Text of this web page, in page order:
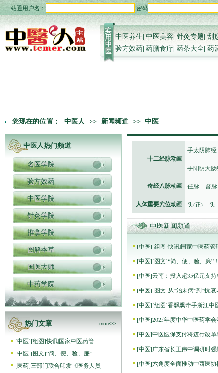
一站通用户名： 密码
中医养生|中医美容|针灸专题|刮
验方效药| 药膳食疗| 药茶大全| 药
您现在的位置： 中医人 >> 新闻频道 >> 中医
中医人热门频道
名医学院
验方效药
中医学院
针灸学院
推拿学院
图解本草
国医大师
中药学院
热门文章 more>>
[中医][组图]快讯|国家中医药管
[中医][图文]“简、便、验、廉”
[医药]三部门联合印发《医务人员
十二经脉动画
手太阴肺经
手阳明大肠
奇经八脉动画 任脉 督脉
人体重要穴位动画 头(正) 头
中医新闻频道
[中医][组图]快讯|国家中医药
[中医][图文]“简、便、验、廉”
[中医]云南：投入超35亿元支
[中医][图文]从“治未病”到“抗
[中医][组图]香飘飘牵手浙江中
[中医]2025年度中华中医药学
[中医]中医医保支付将进行改
[中医]广东省长王伟中调研时
[中医]六角度全面推动中西医